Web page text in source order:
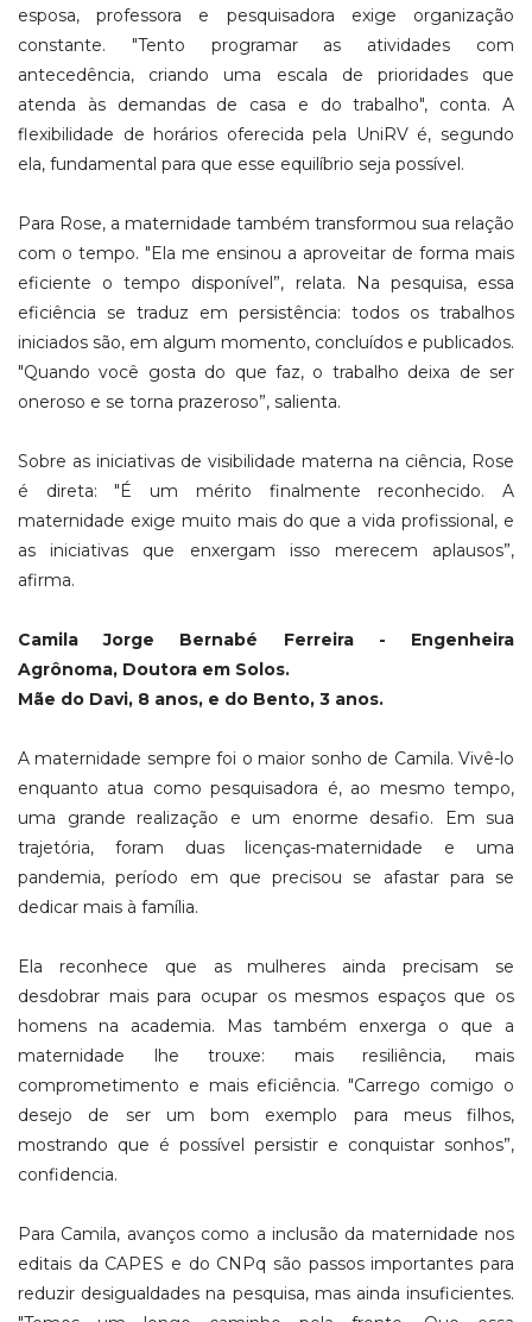
esposa, professora e pesquisadora exige organização
constante. "Tento programar as atividades com
antecedência, criando uma escala de prioridades que
atenda às demandas de casa e do trabalho", conta. A
flexibilidade de horários oferecida pela UniRV é, segundo
ela, fundamental para que esse equilíbrio seja possível.
Para Rose, a maternidade também transformou sua relação
com o tempo. "Ela me ensinou a aproveitar de forma mais
eficiente o tempo disponível”, relata. Na pesquisa, essa
eficiência se traduz em persistência: todos os trabalhos
iniciados são, em algum momento, concluídos e publicados.
"Quando você gosta do que faz, o trabalho deixa de ser
oneroso e se torna prazeroso”, salienta.
Sobre as iniciativas de visibilidade materna na ciência, Rose
é direta: "É um mérito finalmente reconhecido. A
maternidade exige muito mais do que a vida profissional, e
as iniciativas que enxergam isso merecem aplausos”,
afirma.
Camila Jorge Bernabé Ferreira - Engenheira
Agrônoma, Doutora em Solos.
Mãe do Davi, 8 anos, e do Bento, 3 anos.
A maternidade sempre foi o maior sonho de Camila. Vivê-lo
enquanto atua como pesquisadora é, ao mesmo tempo,
uma grande realização e um enorme desafio. Em sua
trajetória, foram duas licenças-maternidade e uma
pandemia, período em que precisou se afastar para se
dedicar mais à família.
Ela reconhece que as mulheres ainda precisam se
desdobrar mais para ocupar os mesmos espaços que os
homens na academia. Mas também enxerga o que a
maternidade lhe trouxe: mais resiliência, mais
comprometimento e mais eficiência. "Carrego comigo o
desejo de ser um bom exemplo para meus filhos,
mostrando que é possível persistir e conquistar sonhos”,
confidencia.
Para Camila, avanços como a inclusão da maternidade nos
editais da CAPES e do CNPq são passos importantes para
reduzir desigualdades na pesquisa, mas ainda insuficientes.